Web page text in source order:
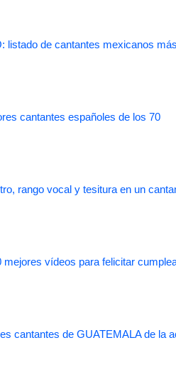
listado de cantantes mexicanos
cantantes españoles de los 70
rango vocal y tesitura en un
mejores vídeos para felicitar
cantantes de GUATEMALA de la